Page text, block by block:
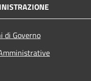
di Governo